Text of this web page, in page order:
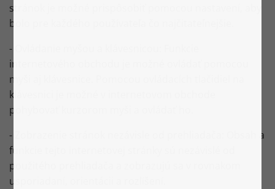
stránok je možné prispôsobiť pomocou nastavení, aby
bolo pre každého používateľa čo najčitateľnejšie.
- Ovládanie myšou a klávesnicou: Funkcie
internetového obchodu je možné ovládať pomocou
myši aj klávesnice. Pomocou ovládacích tlačidiel na
klávesnici je možné v internetovom obchode
pohybovať kurzorom myši a ovládať ho.
- Zobrazenie stránok nezávisle od prehliadača: Obsah a
funkcie tejto internetovej stránky sú nezávislé od
použitého prehliadača a zobrazujú sa v rovnakom
usporiadaní, orientácii a rozlíšení.